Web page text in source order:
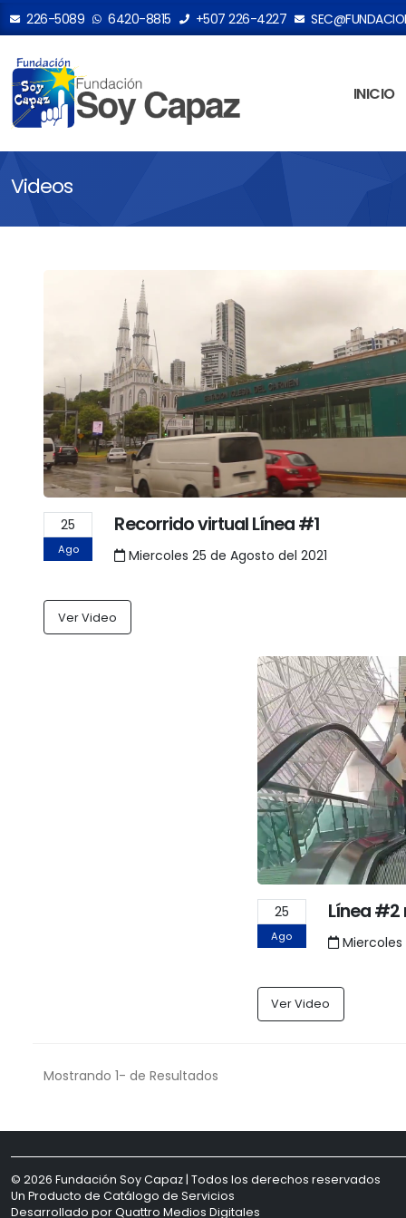
226-5089 6420-8815 +507 226-4227
INICIO
Videos
25
Ago
Recorrido virtual Línea #1
Miercoles 25 de Agosto del 2021
Ver Video
25
Ago
Línea #2
Miercoles
Ver Video
Mostrando 1- de Resultados
© 2026 Fundación Soy Capaz | Todos los derechos reservados
Un Producto de Catálogo de Servicios
Desarrollado porQuattro Medios Digitales